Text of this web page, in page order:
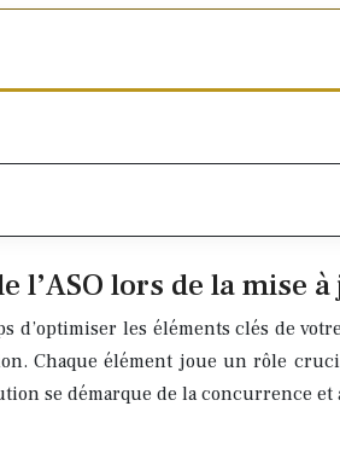
l’ASO lors de la mise
d’optimiser les éléments clés de
Chaque élément joue un rôle
se démarque de la concurrence